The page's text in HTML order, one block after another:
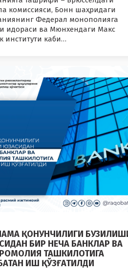
комиссияси, Бонн шаҳридаги
Федерал монополияга
идораси ва Мюнхендаги Макс
институти каби…
ҚОНУНЧИЛИГИ
БИР НЕЧА БАНКЛАР ВА
ТАШКИЛОТИГА
ИШ ҚЎЗҒАТИЛДИ